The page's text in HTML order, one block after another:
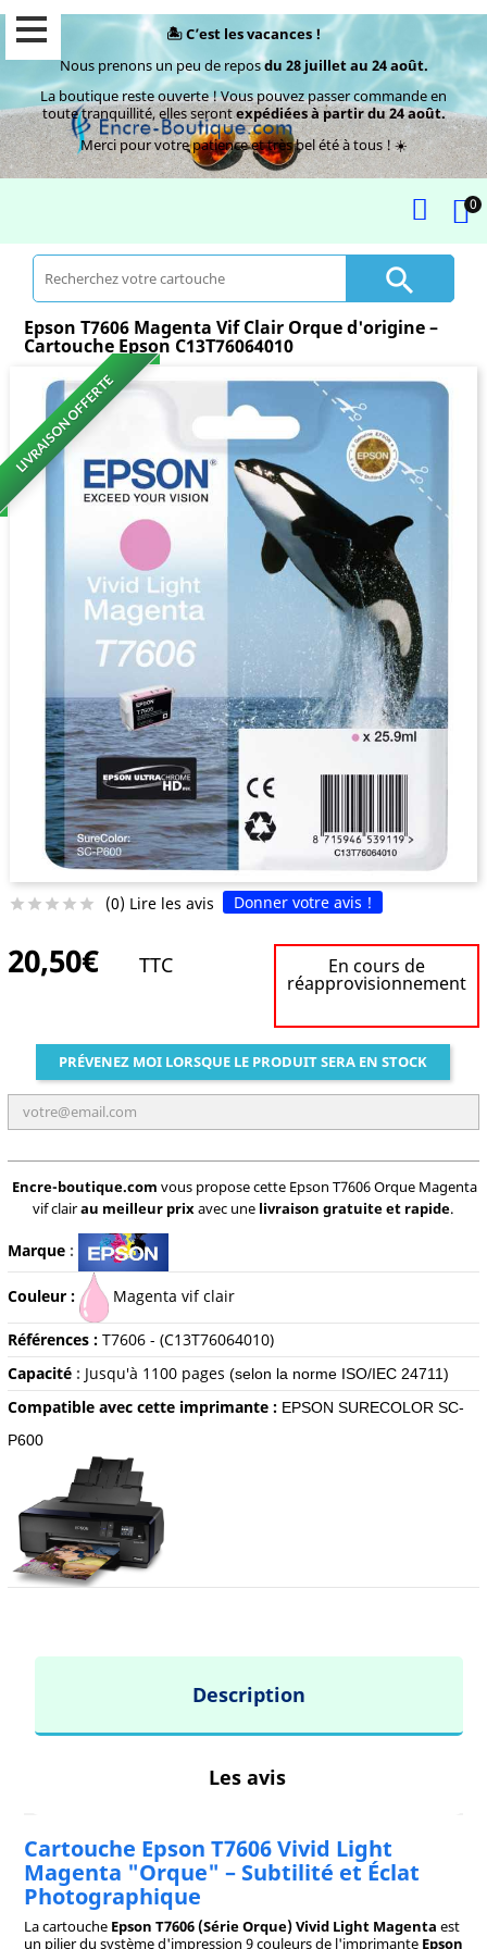
🏝️ C’est les vacances !
Nous prenons un peu de reposdu 28 juillet au 24 août.
La boutique reste ouverte ! Vous pouvez passer commande en
toute tranquillité, elles serontexpédiées à partir du 24 août.
Merci pour votre patience et très bel été à tous ! ☀️
0

Epson T7606 Magenta Vif Clair Orque d'origine –
Cartouche Epson C13T76064010
LIVRAISON OFFERTE
     (0) Lire les avis Donner votre avis !
20,50€ TTC En cours de
réapprovisionnement
PRÉVENEZ MOI LORSQUE LE PRODUIT SERA EN STOCK
Encre-boutique.com vous propose cette Epson T7606 Orque Magenta
vif clairau meilleur prixavec une livraison gratuite et rapide.
Marque:
Couleur : Magenta vif clair
Références : T7606 - (C13T76064010)
Capacité: Jusqu'à 1100 pages (selon la norme ISO/IEC 24711)
Compatible avec cette imprimante : EPSON SURECOLOR SC-
P600
Description
Les avis
Cartouche Epson T7606 Vivid Light
Magenta "Orque" – Subtilité et Éclat
Photographique
La cartouche Epson T7606 (Série Orque) Vivid Light Magenta est
un pilier du système d'impression 9 couleurs de l'imprimante Epson